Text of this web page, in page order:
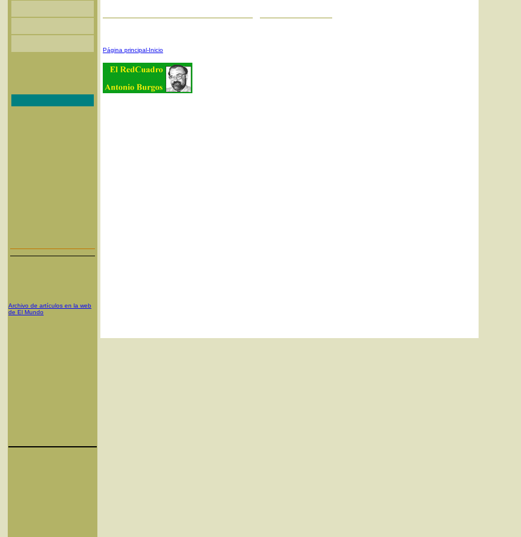
Archivo de artículos en la web
de El Mundo
Página principal-Inicio